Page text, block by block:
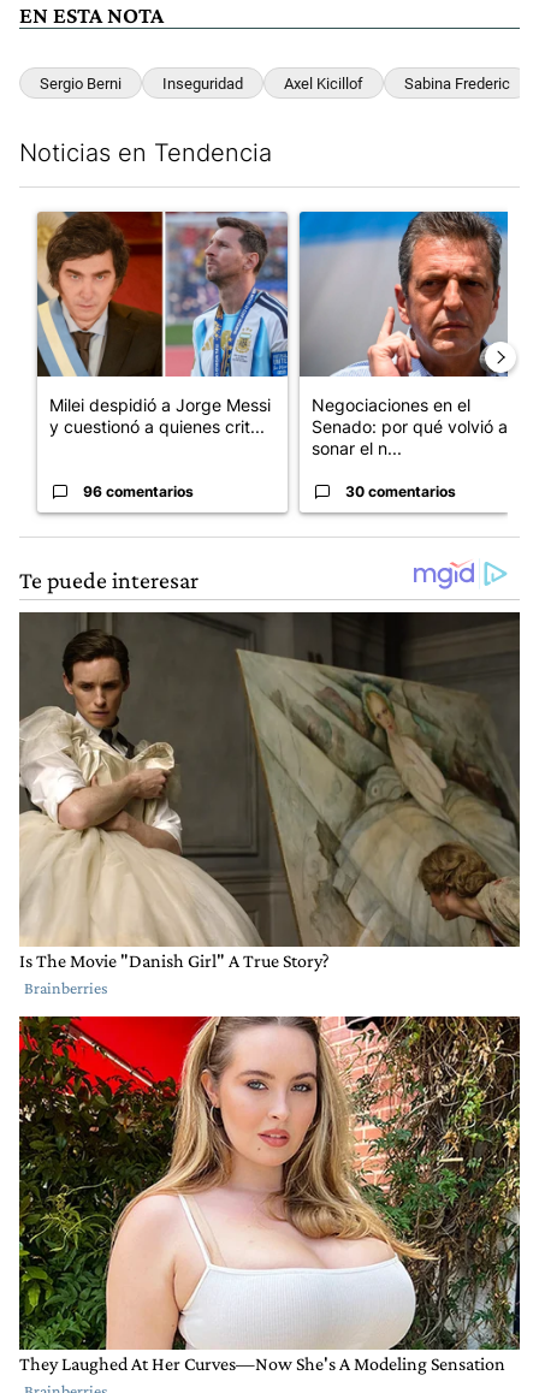
EN ESTA NOTA
Sergio Berni Inseguridad Axel Kicillof Sabina Frederic
Noticias en Tendencia
Un artículo de tendencia con el título "Milei despidió a Jorge
Milei despidió a Jorge Messi
y cuestionó a quienes crit...
96 comentarios
Un artículo de tendencia
Negociaciones en el
Senado: por qué volvió a
sonar el n...
30 comentarios